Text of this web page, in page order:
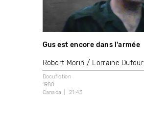
Gus est encore dans l'armée
Robert Morin Lorraine Dufour
Docufiction
1980
Canada
21:43